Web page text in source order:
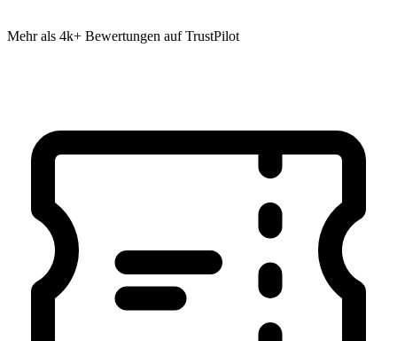
Mehr als 4k+ Bewertungen auf TrustPilot